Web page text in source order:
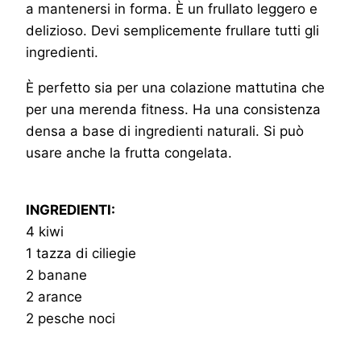
a mantenersi in forma. È un frullato leggero e
delizioso. Devi semplicemente frullare tutti gli
ingredienti.
È perfetto sia per una colazione mattutina che
per una merenda fitness. Ha una consistenza
densa a base di ingredienti naturali. Si può
usare anche la frutta congelata.
INGREDIENTI:
4 kiwi
1 tazza di ciliegie
2 banane
2 arance
2 pesche noci